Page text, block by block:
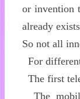
or invention
already
So not all
For
The first
The